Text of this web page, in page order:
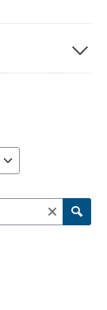
Meldung wird
erfolgt 1x
wird der
informiert.
Sie uns
per Mail
diese zu
dürfen